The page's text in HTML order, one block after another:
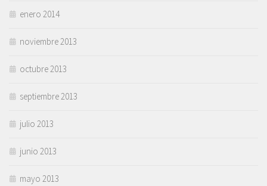
enero 2014
noviembre 2013
octubre 2013
septiembre 2013
julio 2013
junio 2013
mayo 2013